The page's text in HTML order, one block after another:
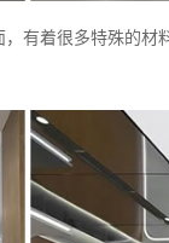
有着很多特殊的